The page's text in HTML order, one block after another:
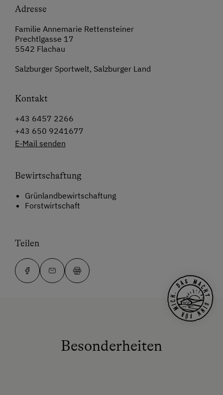
Adresse
Familie Annemarie Rettensteiner
Prechtlgasse 17
5542 Flachau
Salzburger Sportwelt, Salzburger Land
Kontakt
+43 6457 2266
+43 650 9241677
E-Mail senden
Bewirtschaftung
Grünlandbewirtschaftung
Forstwirtschaft
Teilen
Besonderheiten